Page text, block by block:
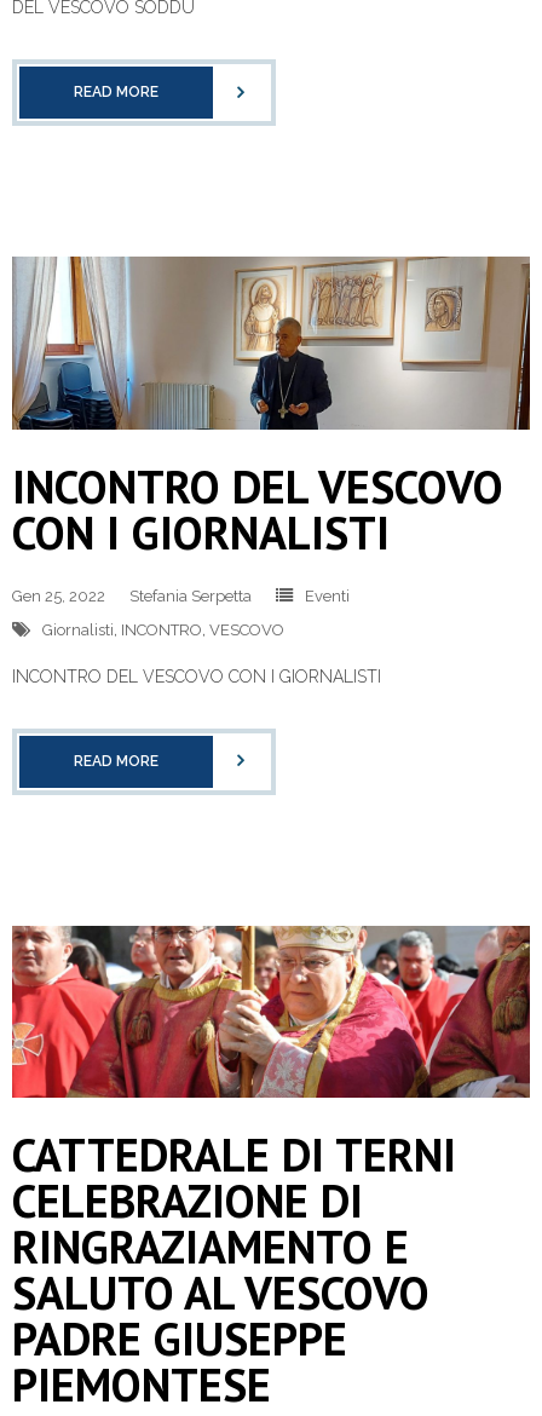
DEL VESCOVO SODDU
READ MORE
INCONTRO DEL VESCOVO
CON I GIORNALISTI
Gen 25, 2022 Stefania Serpetta
Eventi
Giornalisti INCONTRO VESCOVO
INCONTRO DEL VESCOVO CON I GIORNALISTI
READ MORE
CATTEDRALE DI TERNI
CELEBRAZIONE DI
RINGRAZIAMENTO E
SALUTO AL VESCOVO
PADRE GIUSEPPE
PIEMONTESE